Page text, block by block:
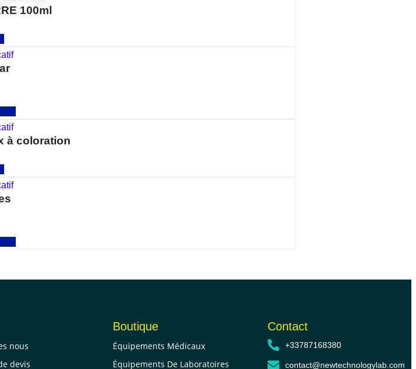
100ml
à coloration
nous
devis
Boutique
Équipements Médicaux
Équipements De Laboratoires
Contact
+33787168380
contact@newtechnologylab.com